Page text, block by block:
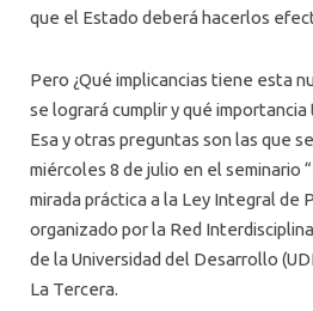
que el Estado deberá hacerlos
Pero ¿Qué implicancias tiene esta
se logrará cumplir y qué
Esa y otras preguntas son las que
miércoles 8 de julio en el seminario
mirada práctica a la Ley Integral de
organizado por la Red
de la Universidad del Desarrollo
La Tercera.